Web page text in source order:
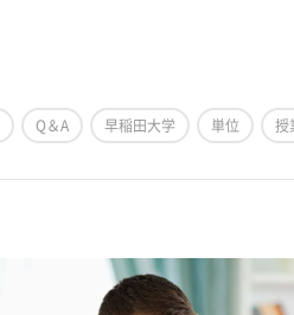
Q＆A 早稲田大学 単位 授